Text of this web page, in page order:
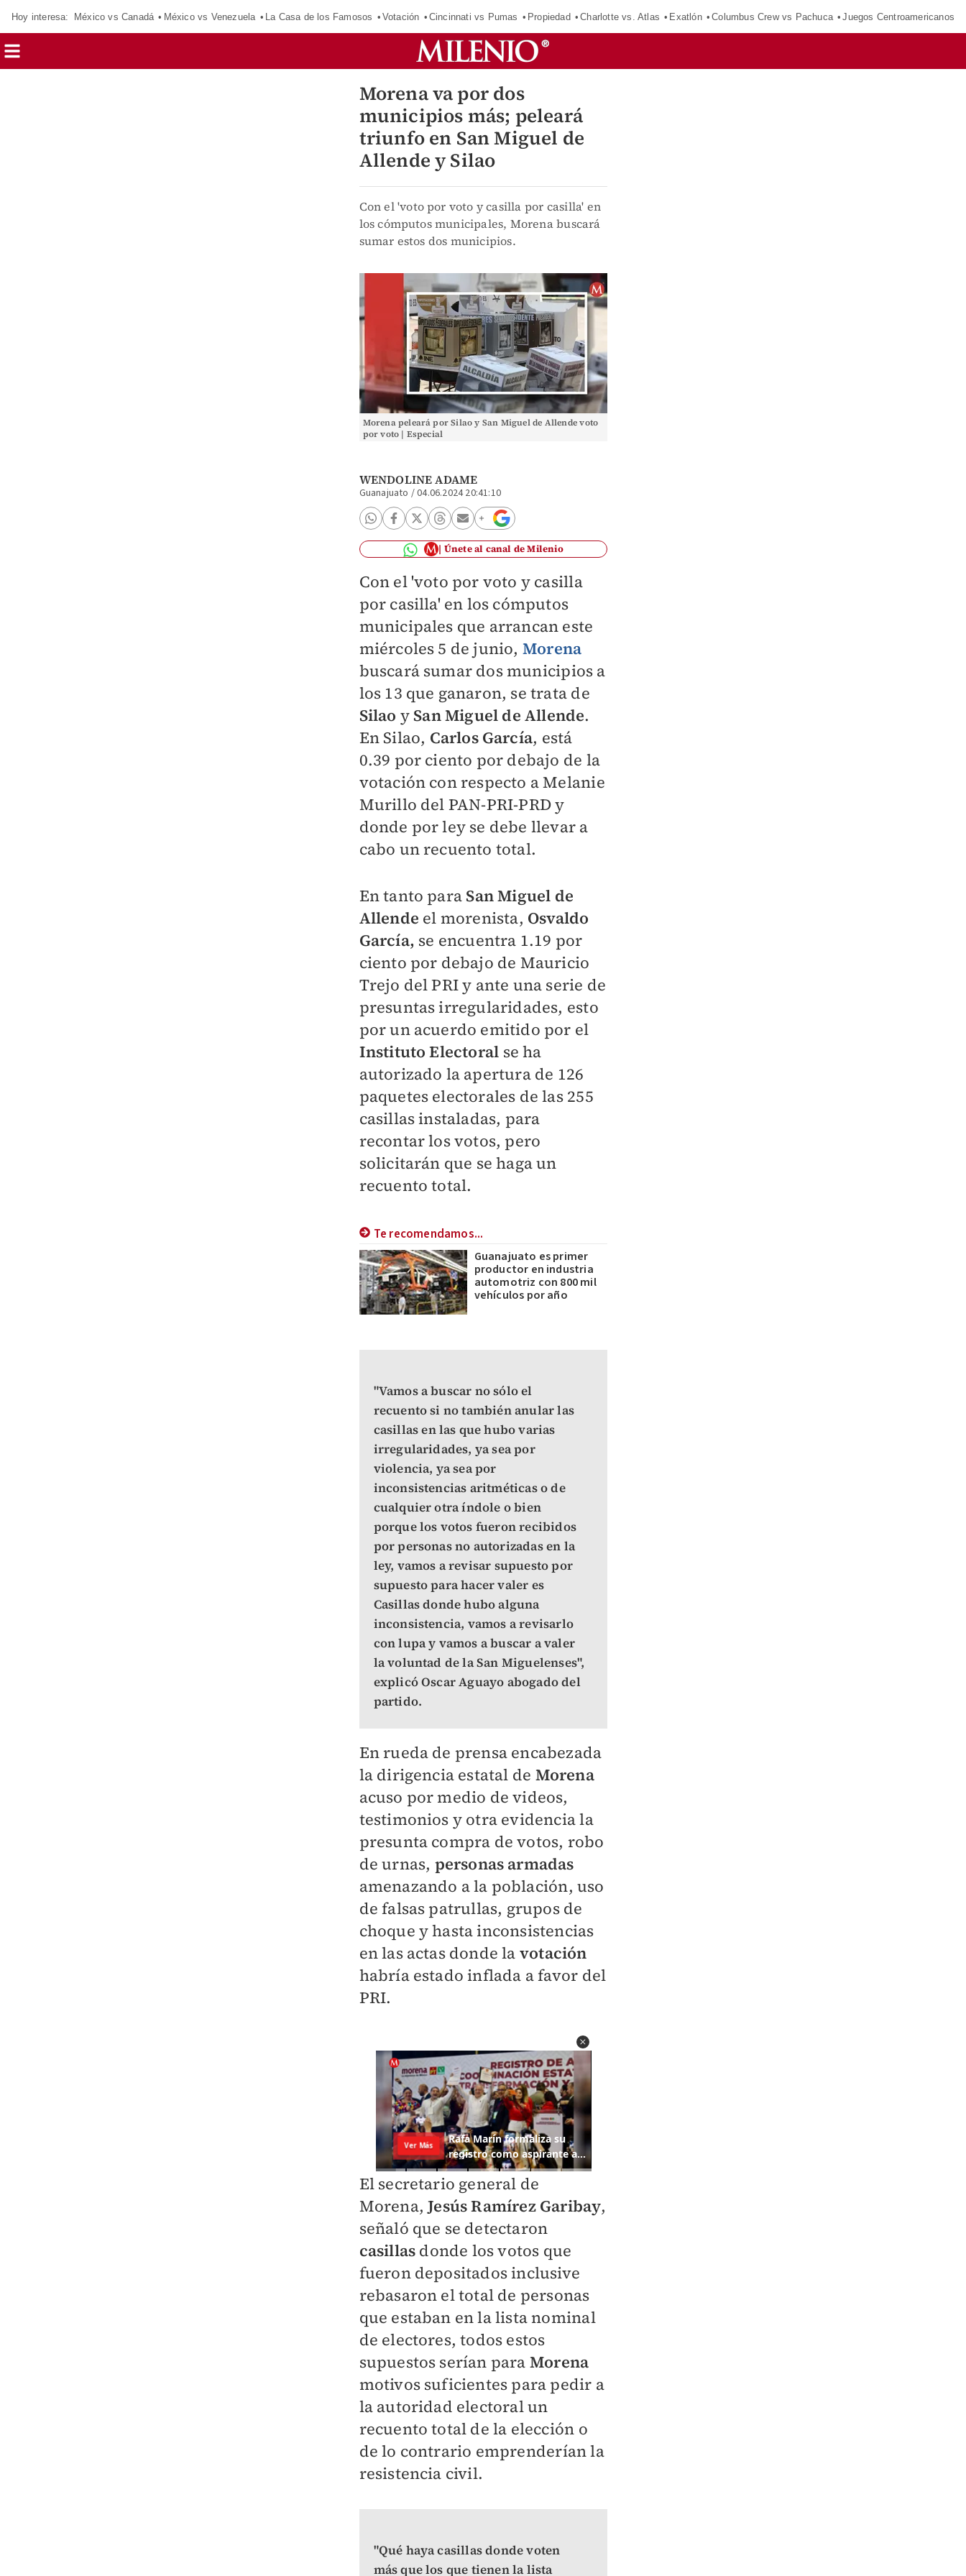
Hoy interesa: México vs Canadá México vs Venezuela La Casa de los Famosos Votación Cincinnati vs Pumas Propiedad Charlotte vs. Atlas Exatlón Columbus Crew vs Pachuca Juegos Centroamericanos
Morena va por dos
municipios más; peleará
triunfo en San Miguel de
Allende y Silao
Con el 'voto por voto y casilla por casilla' en
los cómputos municipales, Morena buscará
sumar estos dos municipios.
Morena peleará por Silao y San Miguel de Allende voto
por voto | Especial
WENDOLINE ADAME
Guanajuato /04.06.2024 20:41:10
Únete al canal de Milenio
Con el 'voto por voto y casilla
por casilla' en los cómputos
municipales que arrancan este
miércoles 5 de junio, Morena
buscará sumar dos municipios a
los 13 que ganaron, se trata de
Silao y San Miguel de Allende.
En Silao, Carlos García, está
0.39 por ciento por debajo de la
votación con respecto a Melanie
Murillo del PAN-PRI-PRD y
donde por ley se debe llevar a
cabo un recuento total.
En tanto para San Miguel de
Allende el morenista, Osvaldo
García, se encuentra 1.19 por
ciento por debajo de Mauricio
Trejo del PRI y ante una serie de
presuntas irregularidades, esto
por un acuerdo emitido por el
Instituto Electoral se ha
autorizado la apertura de 126
paquetes electorales de las 255
casillas instaladas, para
recontar los votos, pero
solicitarán que se haga un
recuento total.
Te recomendamos...
Guanajuato es primer
productor en industria
automotriz con 800 mil
vehículos por año
"Vamos a buscar no sólo el
recuento si no también anular las
casillas en las que hubo varias
irregularidades, ya sea por
violencia, ya sea por
inconsistencias aritméticas o de
cualquier otra índole o bien
porque los votos fueron recibidos
por personas no autorizadas en la
ley, vamos a revisar supuesto por
supuesto para hacer valer es
Casillas donde hubo alguna
inconsistencia, vamos a revisarlo
con lupa y vamos a buscar a valer
la voluntad de la San Miguelenses",
explicó Oscar Aguayo abogado del
partido.
En rueda de prensa encabezada
la dirigencia estatal de Morena
acuso por medio de videos,
testimonios y otra evidencia la
presunta compra de votos, robo
de urnas, personas armadas
amenazando a la población, uso
de falsas patrullas, grupos de
choque y hasta inconsistencias
en las actas donde la votación
habría estado inflada a favor del
PRI.
El secretario general de
Morena,Jesús Ramírez Garibay,
señaló que se detectaron
casillas donde los votos que
fueron depositados inclusive
rebasaron el total de personas
que estaban en la lista nominal
de electores, todos estos
supuestos serían para Morena
motivos suficientes para pedir a
la autoridad electoral un
recuento total de la elección o
de lo contrario emprenderían la
resistencia civil.
"Qué haya casillas donde voten
más que los que tienen la lista